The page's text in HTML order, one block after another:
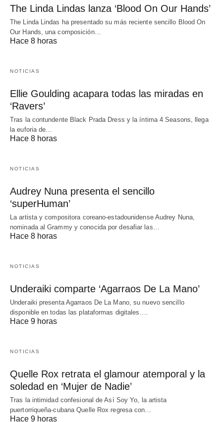
The Linda Lindas lanza ‘Blood On Our Hands’
The Linda Lindas ha presentado su más reciente sencillo Blood On
Our Hands, una composición…
Hace 8 horas
NOTICIAS
Ellie Goulding acapara todas las miradas en
‘Ravers’
Tras la contundente Black Prada Dress y la íntima 4 Seasons, llega
la euforia de…
Hace 8 horas
NOTICIAS
Audrey Nuna presenta el sencillo
‘superHuman’
La artista y compositora coreano-estadounidense Audrey Nuna,
nominada al Grammy y conocida por desafiar las…
Hace 8 horas
NOTICIAS
Underaiki comparte ‘Agarraos De La Mano’
Underaiki presenta Agarraos De La Mano, su nuevo sencillo
disponible en todas las plataformas digitales.…
Hace 9 horas
NOTICIAS
Quelle Rox retrata el glamour atemporal y la
soledad en ‘Mujer de Nadie’
Tras la intimidad confesional de Así Soy Yo, la artista
puertorriqueña-cubana Quelle Rox regresa con…
Hace 9 horas